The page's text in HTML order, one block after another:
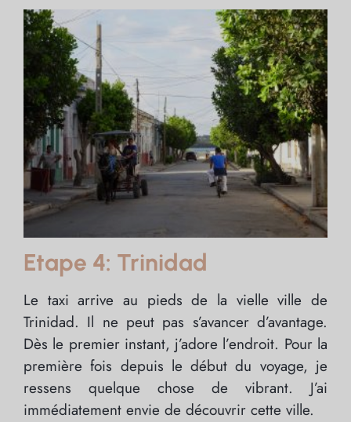
Etape 4: Trinidad
Le taxi arrive au pieds de la vielle ville de
Trinidad. Il ne peut pas s’avancer d’avantage.
Dès le premier instant, j’adore l’endroit. Pour la
première fois depuis le début du voyage, je
ressens quelque chose de vibrant. J’ai
immédiatement envie de découvrir cette ville.